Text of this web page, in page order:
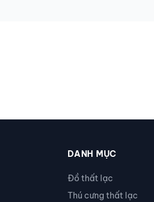
DANH MỤC
Đồ thất lạc
Thú cưng thất lạc